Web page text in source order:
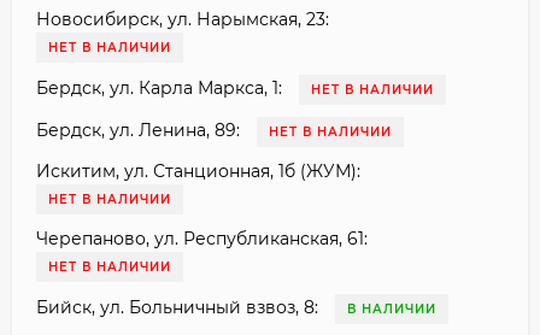
Новосибирск, ул. Нарымская, 23:
НЕТ В НАЛИЧИИ
Бердск, ул. Карла Маркса, 1: НЕТ В НАЛИЧИИ
Бердск, ул. Ленина, 89: НЕТ В НАЛИЧИИ
Искитим, ул. Станционная, 1б (ЖУМ):
НЕТ В НАЛИЧИИ
Черепаново, ул. Республиканская, 61:
НЕТ В НАЛИЧИИ
Бийск, ул. Больничный взвоз, 8: В НАЛИЧИИ